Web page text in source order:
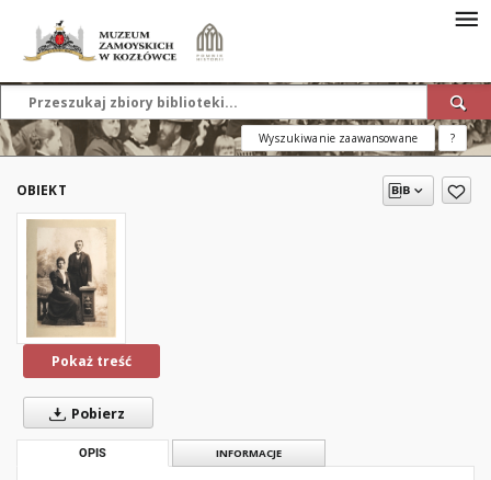
Wyszukiwanie zaawansowane ?
OBIEKT
Pokaż treść
Pobierz
OPIS INFORMACJE